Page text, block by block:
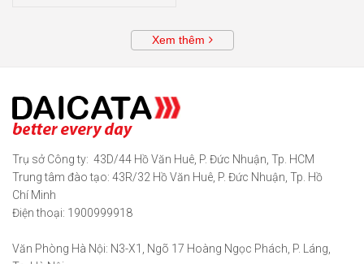
Xem thêm
Trụ sở Công ty: 43D/44 Hồ Văn Huê, P. Đức Nhuận, Tp. HCM
Trung tâm đào tạo: 43R/32 Hồ Văn Huê, P. Đức Nhuận, Tp. Hồ
Chí Minh
Điện thoại: 1900999918
Văn Phòng Hà Nội: N3-X1, Ngõ 17 Hoàng Ngọc Phách, P. Láng,